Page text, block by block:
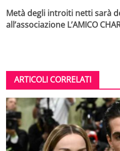
Metà degli introiti netti sarà
all’associazione L’AMICO
ARTICOLI CORRELATI